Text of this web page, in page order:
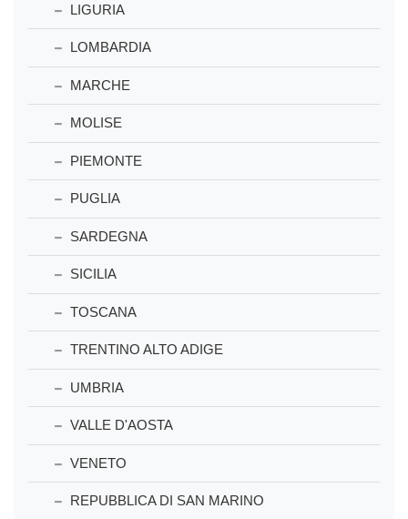
LIGURIA
LOMBARDIA
MARCHE
MOLISE
PIEMONTE
PUGLIA
SARDEGNA
SICILIA
TOSCANA
TRENTINO ALTO ADIGE
UMBRIA
VALLE D'AOSTA
VENETO
REPUBBLICA DI SAN MARINO